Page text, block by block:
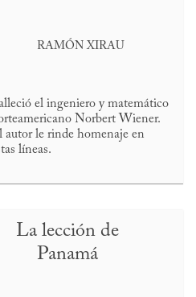
RAMÓN XIRAU
el ingeniero y matemático
Norbert Wiener.
autor le rinde homenaje en
líneas.
La lección de
Panamá